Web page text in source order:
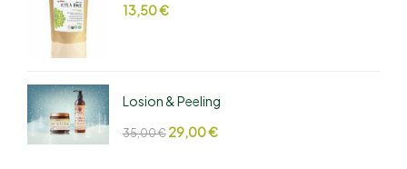
13,50€
Losion & Peeling
35,00€29,00€